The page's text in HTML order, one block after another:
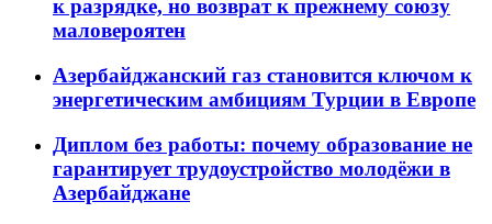
к разрядке, но возврат к прежнему союзу
маловероятен
Азербайджанский газ становится ключом к
энергетическим амбициям Турции в Европе
Диплом без работы: почему образование не
гарантирует трудоустройство молодёжи в
Азербайджане